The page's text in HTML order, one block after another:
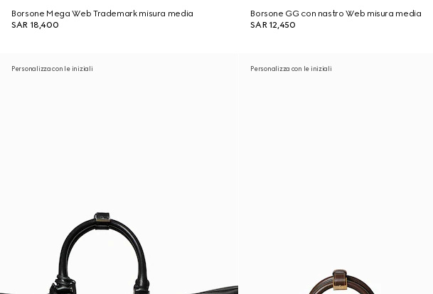
Borsone Mega Web Trademark misura media
SAR 18,400
Borsone GG con nastro Web misura media
SAR 12,450
Personalizza con le iniziali Personalizza con le iniziali